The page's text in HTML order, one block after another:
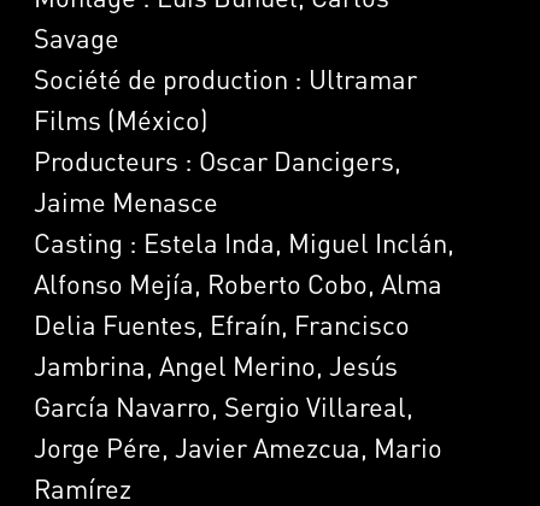
Savage
Société de production : Ultramar
Films (México)
Producteurs : Oscar Dancigers,
Jaime Menasce
Casting : Estela Inda, Miguel Inclán,
Alfonso Mejía, Roberto Cobo, Alma
Delia Fuentes, Efraín, Francisco
Jambrina, Angel Merino, Jesús
García Navarro, Sergio Villareal,
Jorge Pére, Javier Amezcua, Mario
Ramírez